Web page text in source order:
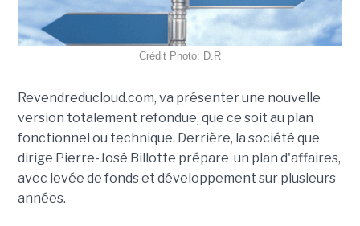
Crédit Photo: D.R
Revendreducloud.com, va présenter une nouvelle
version totalement refondue, que ce soit au plan
fonctionnel ou technique. Derrière, la société que
dirige Pierre-José Billotte prépare un plan d'affaires,
avec levée de fonds et développement sur plusieurs
années.